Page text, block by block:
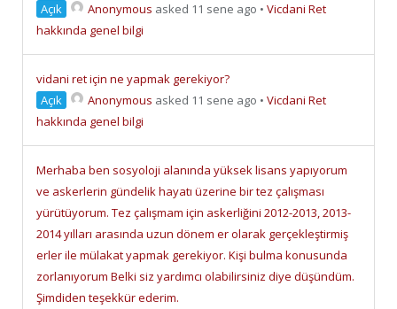
Açık
Anonymous asked 11 sene ago • Vicdani Ret
hakkında genel bilgi
vidani ret için ne yapmak gerekiyor?
Açık
Anonymous asked 11 sene ago • Vicdani Ret
hakkında genel bilgi
Merhaba ben sosyoloji alanında yüksek lisans yapıyorum
ve askerlerin gündelik hayatı üzerine bir tez çalışması
yürütüyorum. Tez çalışmam için askerliğini 2012-2013, 2013-
2014 yılları arasında uzun dönem er olarak gerçekleştirmiş
erler ile mülakat yapmak gerekiyor. Kişi bulma konusunda
zorlanıyorum Belki siz yardımcı olabilirsiniz diye düşündüm.
Şimdiden teşekkür ederim.